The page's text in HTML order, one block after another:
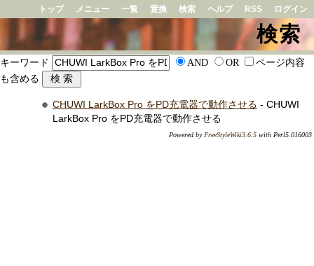
トップ メニュー 一覧 置換 検索 ヘルプ RSS ログイン
検索
キーワード AND OR
ページ内容
も含める
CHUWI LarkBox Pro をPD充電器で動作させる - CHUWI
LarkBox Pro をPD充電器で動作させる
Powered by FreeStyleWiki3.6.5 with Perl5.016003